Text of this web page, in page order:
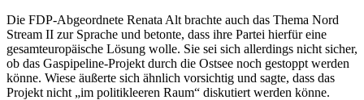
Die FDP-Abgeordnete Renata Alt brachte auch das Thema Nord
Stream II zur Sprache und betonte, dass ihre Partei hierfür eine
gesamteuropäische Lösung wolle. Sie sei sich allerdings nicht sicher,
ob das Gaspipeline-Projekt durch die Ostsee noch gestoppt werden
könne. Wiese äußerte sich ähnlich vorsichtig und sagte, dass das
Projekt nicht „im politikleeren Raum“ diskutiert werden könne.